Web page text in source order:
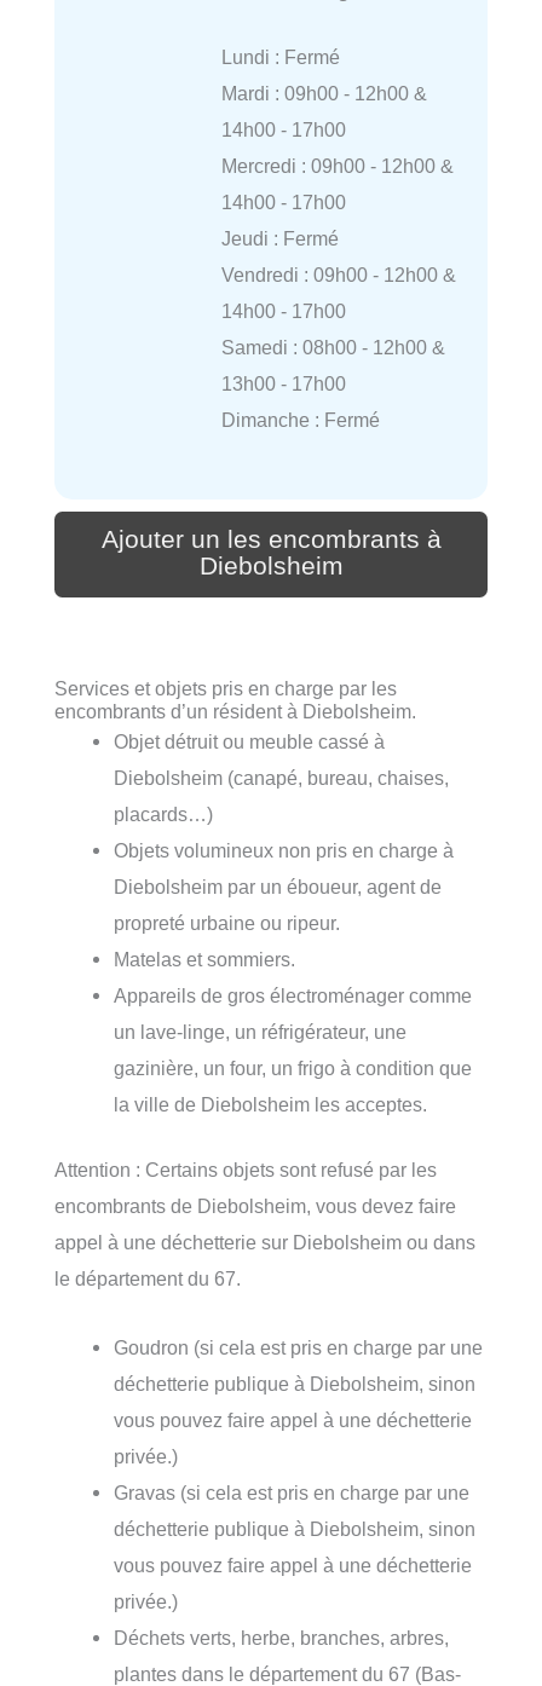
Lundi : Fermé
Mardi : 09h00 - 12h00 &
14h00 - 17h00
Mercredi : 09h00 - 12h00 &
14h00 - 17h00
Jeudi : Fermé
Vendredi : 09h00 - 12h00 &
14h00 - 17h00
Samedi : 08h00 - 12h00 &
13h00 - 17h00
Dimanche : Fermé
Ajouter un les encombrants à
Diebolsheim
Services et objets pris en charge par les
encombrants d’un résident à Diebolsheim.
Objet détruit ou meuble cassé à
Diebolsheim (canapé, bureau, chaises,
placards…)
Objets volumineux non pris en charge à
Diebolsheim par un éboueur, agent de
propreté urbaine ou ripeur.
Matelas et sommiers.
Appareils de gros électroménager comme
un lave-linge, un réfrigérateur, une
gazinière, un four, un frigo à condition que
la ville de Diebolsheim les acceptes.
Attention : Certains objets sont refusé par les
encombrants de Diebolsheim, vous devez faire
appel à une déchetterie sur Diebolsheim ou dans
le département du 67.
Goudron (si cela est pris en charge par une
déchetterie publique à Diebolsheim, sinon
vous pouvez faire appel à une déchetterie
privée.)
Gravas (si cela est pris en charge par une
déchetterie publique à Diebolsheim, sinon
vous pouvez faire appel à une déchetterie
privée.)
Déchets verts, herbe, branches, arbres,
plantes dans le département du 67 (Bas-